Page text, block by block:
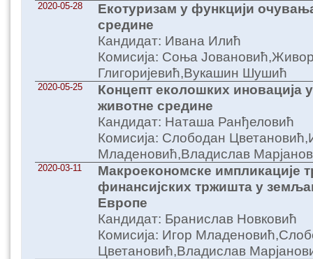
2020-05-28
Екотуризам у функцији
средине
Кандидат: Ивана Илић
Комисија: Соња
Глигоријевић,Вукашин Шушић
2020-05-25
Концепт еколошких иновација
животне средине
Кандидат: Наташа Ранђеловић
Комисија: Слободан
Младеновић,Владислав
2020-03-11
Макроекономске импликације
финансијских тржишта у
Европе
Кандидат: Бранислав Новковић
Комисија: Игор
Цветановић,Владислав